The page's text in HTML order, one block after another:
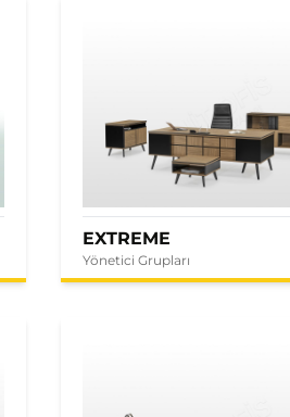
EXTREME
Yönetici Grupları